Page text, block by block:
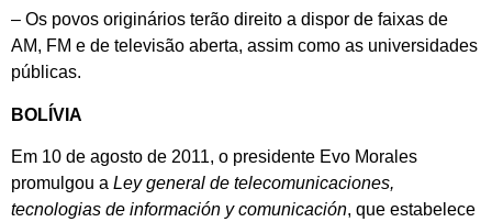
– Os povos originários terão direito a dispor de faixas de
AM, FM e de televisão aberta, assim como as universidades
públicas.
BOLÍVIA
Em 10 de agosto de 2011, o presidente Evo Morales
promulgou a Ley general de telecomunicaciones,
tecnologias de información y comunicación, que estabelece